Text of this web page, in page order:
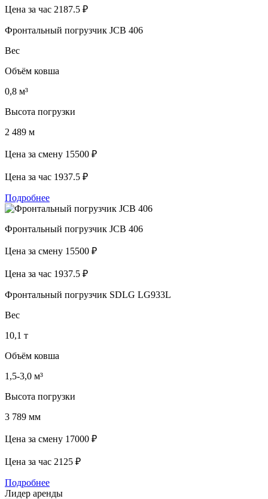
Цена за час 2187.5 ₽
Фронтальный погрузчик JCB 406
Вес
Объём ковша
0,8 м³
Высота погрузки
2 489 м
Цена за смену 15500 ₽
Цена за час 1937.5 ₽
Подробнее
Фронтальный погрузчик JCB 406
Цена за смену 15500 ₽
Цена за час 1937.5 ₽
Фронтальный погрузчик SDLG LG933L
Вес
10,1 т
Объём ковша
1,5-3,0 м³
Высота погрузки
3 789 мм
Цена за смену 17000 ₽
Цена за час 2125 ₽
Подробнее
Лидер аренды